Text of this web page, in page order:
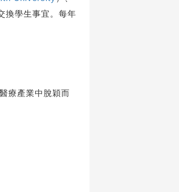
換學生事宜。每年
療產業中脫穎而